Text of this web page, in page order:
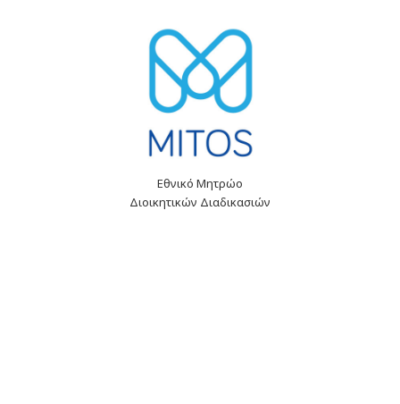
Εθνικό Μητρώο
Διοικητικών Διαδικασιών